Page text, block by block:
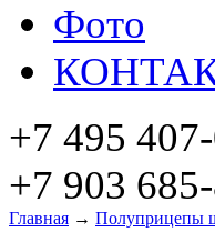
Фото
+7 495
+7 903
Главная → Полуприцепы